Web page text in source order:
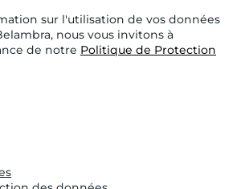
sur l'utilisation de vos données
nous vous invitons à
de notre Politique de Protection